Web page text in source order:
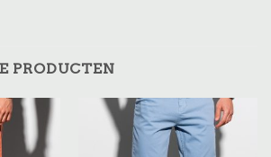
PRODUCTEN